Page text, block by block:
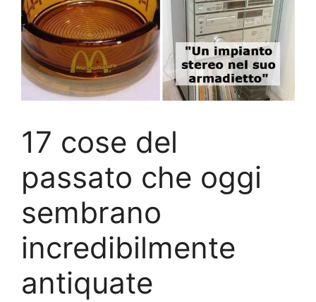
17 cose del
passato che oggi
sembrano
incredibilmente
antiquate